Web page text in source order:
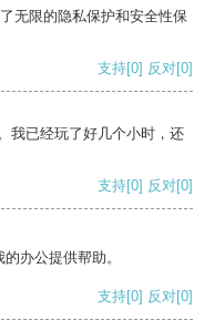
无限的隐私保护和安全性保
支持[0] 反对[0]
我已经玩了好几个小时，还
支持[0] 反对[0]
办公提供帮助。
支持[0] 反对[0]